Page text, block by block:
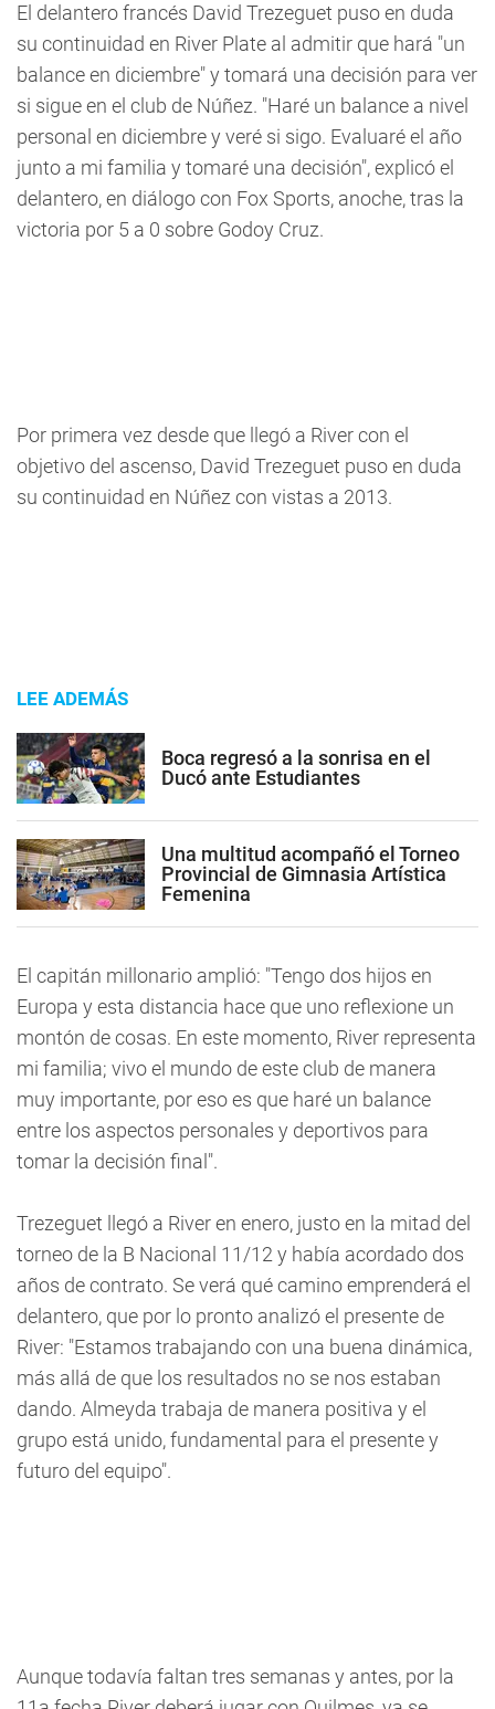
El delantero francés David Trezeguet puso en duda
su continuidad en River Plate al admitir que hará "un
balance en diciembre" y tomará una decisión para ver
si sigue en el club de Núñez. "Haré un balance a nivel
personal en diciembre y veré si sigo. Evaluaré el año
junto a mi familia y tomaré una decisión", explicó el
delantero, en diálogo con Fox Sports, anoche, tras la
victoria por 5 a 0 sobre Godoy Cruz.
Por primera vez desde que llegó a River con el
objetivo del ascenso, David Trezeguet puso en duda
su continuidad en Núñez con vistas a 2013.
LEE ADEMÁS
Boca regresó a la sonrisa en el
Ducó ante Estudiantes
Una multitud acompañó el Torneo
Provincial de Gimnasia Artística
Femenina
El capitán millonario amplió: "Tengo dos hijos en
Europa y esta distancia hace que uno reflexione un
montón de cosas. En este momento, River representa
mi familia; vivo el mundo de este club de manera
muy importante, por eso es que haré un balance
entre los aspectos personales y deportivos para
tomar la decisión final".
Trezeguet llegó a River en enero, justo en la mitad del
torneo de la B Nacional 11/12 y había acordado dos
años de contrato. Se verá qué camino emprenderá el
delantero, que por lo pronto analizó el presente de
River: "Estamos trabajando con una buena dinámica,
más allá de que los resultados no se nos estaban
dando. Almeyda trabaja de manera positiva y el
grupo está unido, fundamental para el presente y
futuro del equipo".
Aunque todavía faltan tres semanas y antes, por la